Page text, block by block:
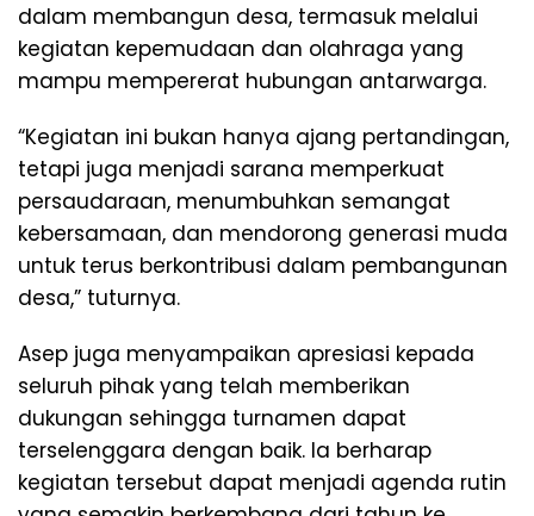
dalam membangun desa, termasuk melalui
kegiatan kepemudaan dan olahraga yang
mampu mempererat hubungan antarwarga.
“Kegiatan ini bukan hanya ajang pertandingan,
tetapi juga menjadi sarana memperkuat
persaudaraan, menumbuhkan semangat
kebersamaan, dan mendorong generasi muda
untuk terus berkontribusi dalam pembangunan
desa,” tuturnya.
Asep juga menyampaikan apresiasi kepada
seluruh pihak yang telah memberikan
dukungan sehingga turnamen dapat
terselenggara dengan baik. Ia berharap
kegiatan tersebut dapat menjadi agenda rutin